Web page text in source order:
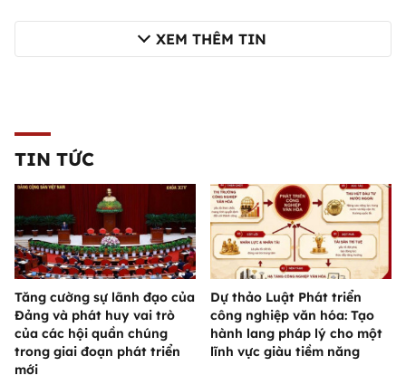
XEM THÊM TIN
TIN TỨC
Tăng cường sự lãnh đạo của
Đảng và phát huy vai trò
của các hội quần chúng
trong giai đoạn phát triển
mới
Dự thảo Luật Phát triển
công nghiệp văn hóa: Tạo
hành lang pháp lý cho một
lĩnh vực giàu tiềm năng